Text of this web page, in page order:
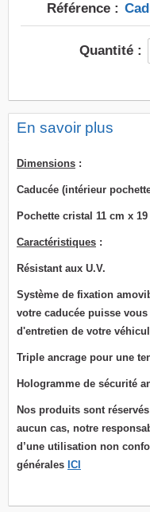
Référence :
Quantité :
En savoir plus
Dimensions :
Caducée (intérieur
Pochette cristal 11 cm x 19
Caractéristiques :
Résistant aux U.V.
Système de fixation
votre caducée puisse
d'entretien de votre
Triple ancrage pour une
Hologramme de sécurité
Nos produits sont
aucun cas, notre
d’une utilisation non
générales ICI